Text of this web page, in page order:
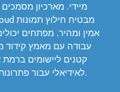
מיידי. מארכיון
אמין ומהיר. מפתחים
עבודה עם מאמץ קידוד
קטנים ליישומים ברמת
לאידיאלי עבור פתרונות פיננסיים, משפטיים וניהול תוכן.